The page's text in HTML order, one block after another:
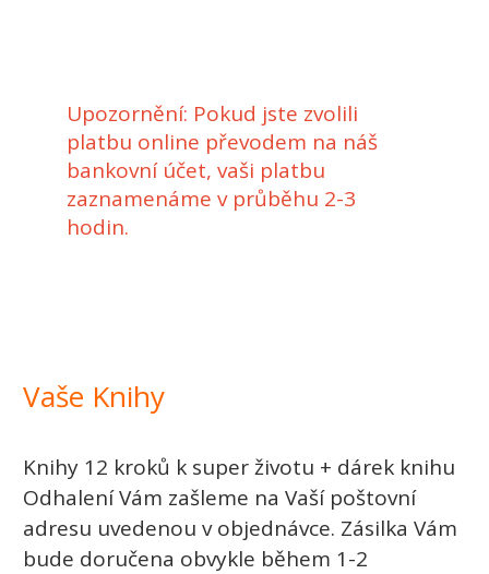
Upozornění: Pokud jste zvolili
platbu online převodem na náš
bankovní účet, vaši platbu
zaznamenáme v průběhu 2-3
hodin.
Vaše Knihy
Knihy 12 kroků k super životu + dárek knihu
Odhalení Vám zašleme na Vaší poštovní
adresu uvedenou v objednávce. Zásilka Vám
bude doručena obvykle během 1-2